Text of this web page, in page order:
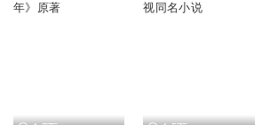
年》原著
视同名小说